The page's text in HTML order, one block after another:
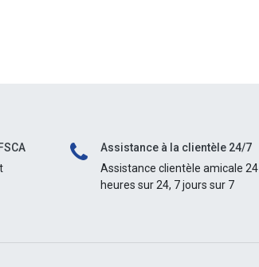
Assistance à la clientèle 24/7
Assistance clientèle amicale 24
heures sur 24, 7 jours sur 7